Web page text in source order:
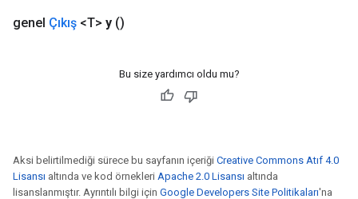
genel Çıkış <T> y ()
Bu size yardımcı oldu mu?
Aksi belirtilmediği sürece bu sayfanın içeriği Creative Commons Atıf 4.0
Lisansı altında ve kod örnekleri Apache 2.0 Lisansı altında
lisanslanmıştır. Ayrıntılı bilgi için Google Developers Site Politikaları'na